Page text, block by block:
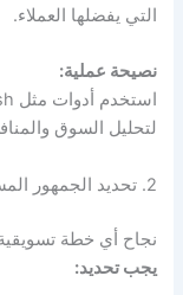
التي يفضلها العملاء.
نصيحة عملية:
لتحليل السوق
2. تحديد الجمهور المستهدف بدقة
نجاح أي خطة
يجب تحديد: